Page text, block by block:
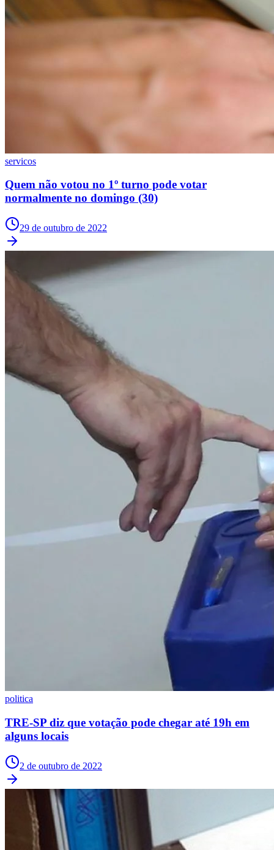
Palmeiras
São Paulo
servicos
Quem não votou no 1º turno pode votar
normalmente no domingo (30)
29 de outubro de 2022
politica
TRE-SP diz que votação pode chegar até 19h em
alguns locais
2 de outubro de 2022